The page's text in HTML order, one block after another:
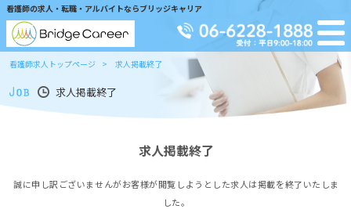
看護師の求人・転職・アルバイトならブリッジキャリア
看護師求人トップページ 求人掲載終了
求人掲載終了
求人掲載終了
誠に申し訳ございませんがお客様が閲覧しようとした求人は掲載を終了いたしま
した。